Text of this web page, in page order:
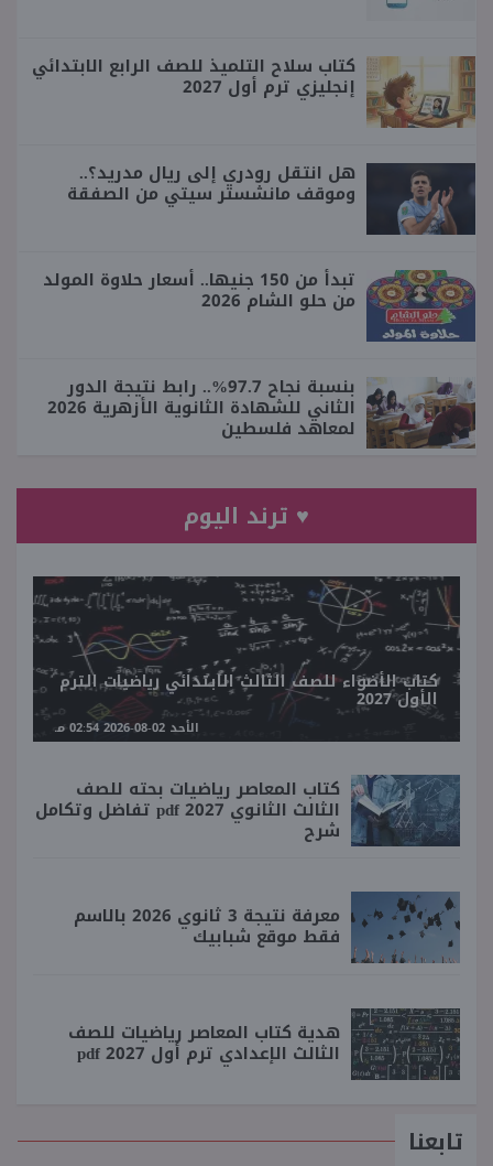
كتاب سلاح التلميذ للصف الرابع الابتدائي
إنجليزي ترم أول 2027
هل انتقل رودري إلى ريال مدريد؟..
وموقف مانشستر سيتي من الصفقة
تبدأ من 150 جنيها.. أسعار حلاوة المولد
من حلو الشام 2026
بنسبة نجاح 97.7%.. رابط نتيجة الدور
الثاني للشهادة الثانوية الأزهرية 2026
لمعاهد فلسطين
♥ ترند اليوم
كتاب الأضواء للصف الثالث الابتدائي رياضيات الترم
الأول 2027
الأحد 02-08-2026 02:54 مـ
كتاب المعاصر رياضيات بحته للصف
الثالث الثانوي 2027 pdf تفاضل وتكامل
شرح
معرفة نتيجة 3 ثانوي 2026 بالاسم
فقط موقع شبابيك
هدية كتاب المعاصر رياضيات للصف
الثالث الإعدادي ترم أول 2027 pdf
تابعنا